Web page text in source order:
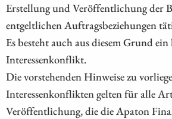
Erstellung und Veröffentlichung der
entgeltlichen Auftragsbeziehungen
Es besteht auch aus diesem Grund
Interessenkonflikt.
Die vorstehenden Hinweise zu
Interessenkonflikten gelten für alle
Veröffentlichung, die die Apaton